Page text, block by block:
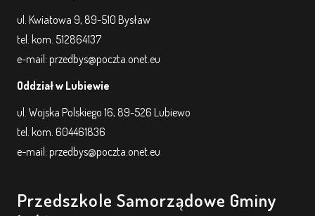
ul. Kwiatowa 9, 89-510 Bysław
tel. kom. 512864137
e-mail: przedbys@poczta.onet.eu
Oddział w Lubiewie
ul. Wojska Polskiego 16, 89-526 Lubiewo
tel. kom. 604461836
e-mail: przedbys@poczta.onet.eu
Przedszkole Samorządowe Gminy